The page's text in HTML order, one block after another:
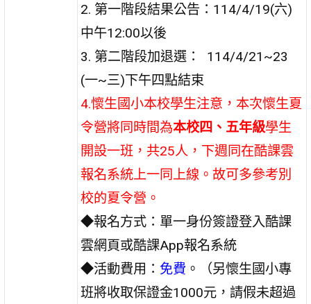
2. 第一階段結果公告：114/4/19(六)
中午12:00以後
3. 第二階段加退選： 114/4/21~23
(一~三)下午四點結束
4.懷生國小本校學生注意，本次懷生夏
令營將同時間為本校四、五年級學生
開設一班，共25人，下週同在酷課雲
報名系統上一同上線。故可多參考別
校的夏令營。
◆報名方式：單一身份簽證登入酷課
雲網頁或酷課App報名系統
◆活動費用： 免費 。（另懷生國小專
班將收取保證金1000元，請假未超過